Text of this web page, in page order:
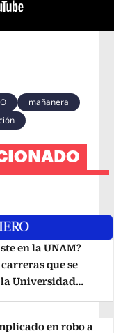
mañanera
en la UNAM?
que se
Universidad
en robo a